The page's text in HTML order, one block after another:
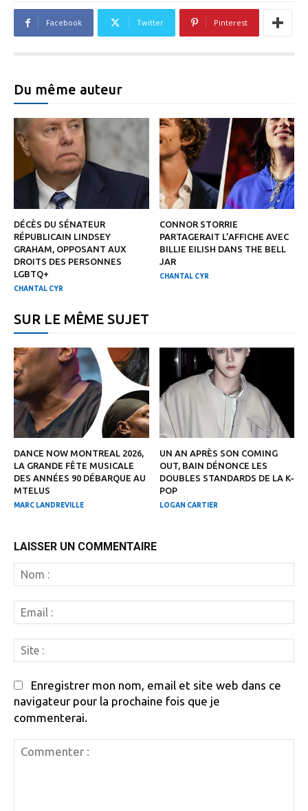
Facebook Twitter Pinterest
Du même auteur
DÉCÈS DU SÉNATEUR
RÉPUBLICAIN LINDSEY
GRAHAM, OPPOSANT AUX
DROITS DES PERSONNES
LGBTQ+
CHANTAL CYR
CONNOR STORRIE
PARTAGERAIT L’AFFICHE AVEC
BILLIE EILISH DANS THE BELL
JAR
CHANTAL CYR
SUR LE MÊME SUJET
DANCE NOW MONTREAL 2026,
LA GRANDE FÊTE MUSICALE
DES ANNÉES 90 DÉBARQUE AU
MTELUS
MARC LANDREVILLE
UN AN APRÈS SON COMING
OUT, BAIN DÉNONCE LES
DOUBLES STANDARDS DE LA K-
POP
LOGAN CARTIER
LAISSER UN COMMENTAIRE
:
:
:
Enregistrer mon nom, email et site web dans ce
navigateur pour la prochaine fois que je
commenterai.